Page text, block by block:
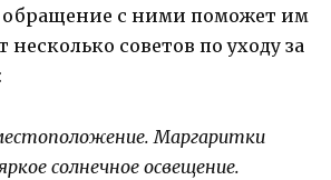
обращение с ними поможет им
несколько советов по уходу за
Маргаритки
солнечное освещение.